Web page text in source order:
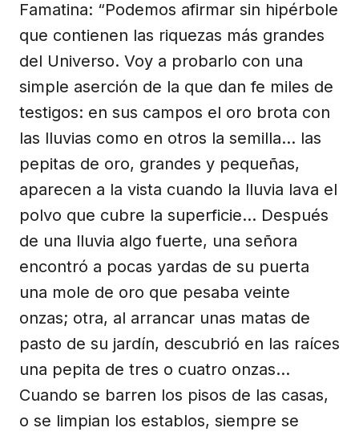
Famatina: “Podemos afirmar sin hipérbole
que contienen las riquezas más grandes
del Universo. Voy a probarlo con una
simple aserción de la que dan fe miles de
testigos: en sus campos el oro brota con
las lluvias como en otros la semilla... las
pepitas de oro, grandes y pequeñas,
aparecen a la vista cuando la lluvia lava el
polvo que cubre la superficie... Después
de una lluvia algo fuerte, una señora
encontró a pocas yardas de su puerta
una mole de oro que pesaba veinte
onzas; otra, al arrancar unas matas de
pasto de su jardín, descubrió en las raíces
una pepita de tres o cuatro onzas...
Cuando se barren los pisos de las casas,
o se limpian los establos, siempre se